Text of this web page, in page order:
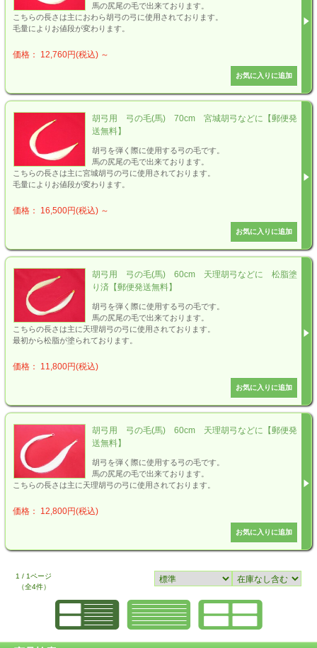
馬の尻尾の毛で出来ております。
こちらの長さは主におわら胡弓の弓に使用されております。
毛量によりお値段が変わります。
価格： 12,760円(税込) ～
胡弓用 弓の毛(馬) 70cm 宮城胡弓などに【郵便発
送無料】
胡弓を弾く際に使用する弓の毛です。
馬の尻尾の毛で出来ております。
こちらの長さは主に宮城胡弓の弓に使用されております。
毛量によりお値段が変わります。
価格： 16,500円(税込) ～
胡弓用 弓の毛(馬) 60cm 天理胡弓などに 松脂塗
り済【郵便発送無料】
胡弓を弾く際に使用する弓の毛です。
馬の尻尾の毛で出来ております。
こちらの長さは主に天理胡弓の弓に使用されております。
最初から松脂が塗られております。
価格： 11,800円(税込)
胡弓用 弓の毛(馬) 60cm 天理胡弓などに【郵便発
送無料】
胡弓を弾く際に使用する弓の毛です。
馬の尻尾の毛で出来ております。
こちらの長さは主に天理胡弓の弓に使用されております。
価格： 12,800円(税込)
1 / 1ページ
（全4件）